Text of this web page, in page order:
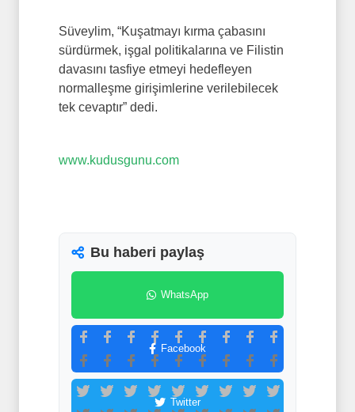
Süveylim, “Kuşatmayı kırma çabasını
sürdürmek, işgal politikalarına ve Filistin
davasını tasfiye etmeyi hedefleyen
normalleşme girişimlerine verilebilecek
tek cevaptır” dedi.
www.kudusgunu.com
Bu haberi paylaş
WhatsApp
Facebook
Twitter